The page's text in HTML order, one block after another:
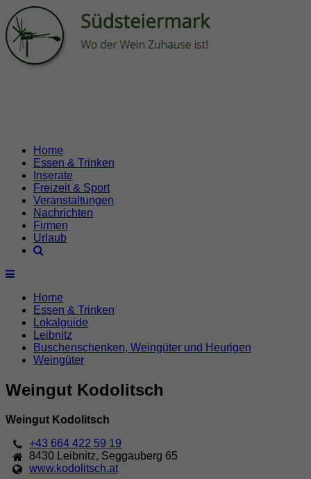
Home
Essen & Trinken
Inserate
Freizeit & Sport
Veranstaltungen
Nachrichten
Firmen
Urlaub
Home
Essen & Trinken
Lokalguide
Leibnitz
Buschenschenken, Weingüter und Heurigen
Weingüter
Weingut Kodolitsch
Weingut Kodolitsch
+43 664 422 59 19
8430
Leibnitz, Seggauberg 65
www.kodolitsch.at